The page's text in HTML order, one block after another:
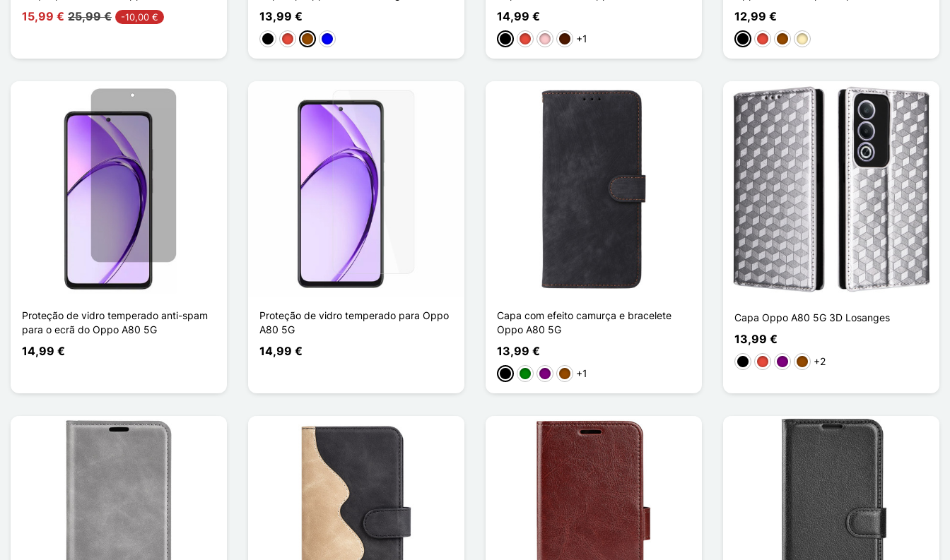
15,99 € 25,99 € -10,00 € 13,99 €
PretoVermelho
Castanho
Azul
14,99 €
PretoVermelho
RosaCastanho escuro
+1
12,99 €
PretoVermelho
Castanho
Ouro
Proteção de vidro temperado anti-spam
para o ecrã do Oppo A80 5G
14,99 €
Proteção de vidro temperado para Oppo
A80 5G
14,99 €
Capa com efeito camurça e bracelete
Oppo A80 5G
13,99 €
PretoVerdePúrpuraCastanho
+1
Capa Oppo A80 5G 3D Losanges
13,99 €
PretoVermelho
PúrpuraCastanho
+2